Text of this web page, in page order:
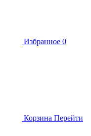
Избранное 0
Корзина Перейти